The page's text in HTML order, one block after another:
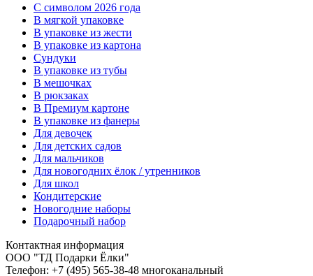
C символом 2026 года
В мягкой упаковке
В упаковке из жести
В упаковке из картона
Сундуки
В упаковке из тубы
В мешочках
В рюкзаках
В Премиум картоне
В упаковке из фанеры
Для девочек
Для детских садов
Для мальчиков
Для новогодних ёлок / утренников
Для школ
Кондитерские
Новогодние наборы
Подарочный набор
Контактная информация
ООО "ТД Подарки Ёлки"
Телефон: +7 (495) 565-38-48 многоканальный